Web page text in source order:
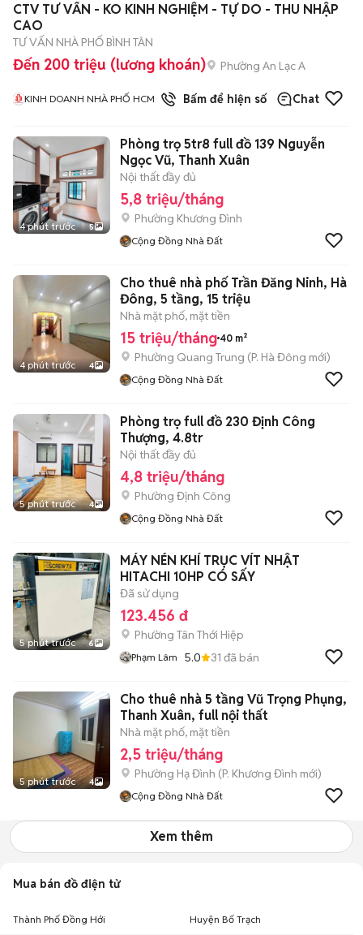
CTV TƯ VẤN - KO KINH NGHIỆM - TỰ DO - THU NHẬP
CAO
TƯ VẤN NHÀ PHỐ BÌNH TÂN
Đến 200 triệu (lương khoán) Phường An Lạc A
KINH DOANH NHÀ PHỐ HCM 1đã bánBấm để hiện số Chat
4 phút trước 5
Phòng trọ 5tr8 full đồ 139 Nguyễn
Ngọc Vũ, Thanh Xuân
Nội thất đầy đủ
5,8 triệu/tháng
Phường Khương Đình
Cộng Đồng Nhà Đất
4 phút trước 4
Cho thuê nhà phố Trần Đăng Ninh, Hà
Đông, 5 tầng, 15 triệu
Nhà mặt phố, mặt tiền
15 triệu/tháng 40 m²
Phường Quang Trung (P. Hà Đông mới)
Cộng Đồng Nhà Đất
5 phút trước 4
Phòng trọ full đồ 230 Định Công
Thượng, 4.8tr
Nội thất đầy đủ
4,8 triệu/tháng
Phường Định Công
Cộng Đồng Nhà Đất
5 phút trước 6
MÁY NÉN KHÍ TRỤC VÍT NHẬT
HITACHI 10HP CÓ SẤY
Đã sử dụng
123.456 đ
Phường Tân Thới Hiệp
Phạm Lâm 5.0 31 đã bán
5 phút trước 4
Cho thuê nhà 5 tầng Vũ Trọng Phụng,
Thanh Xuân, full nội thất
Nhà mặt phố, mặt tiền
2,5 triệu/tháng
Phường Hạ Đình (P. Khương Đình mới)
Cộng Đồng Nhà Đất
Xem thêm
Mua bán đồ điện tử
Thành Phố Đồng Hới Huyện Bố Trạch